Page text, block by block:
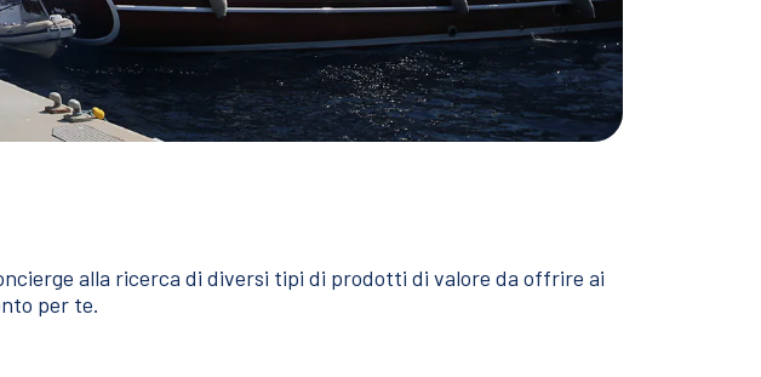
alla ricerca di diversi tipi di prodotti di valore da offrire ai
per te.